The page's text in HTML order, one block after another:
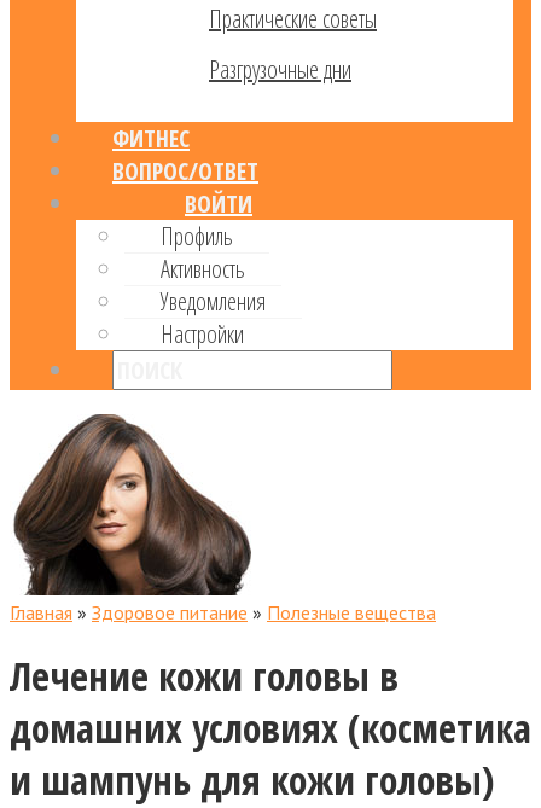
Практические советы
Разгрузочные дни
ФИТНЕС
ВОПРОС/ОТВЕТ
ВОЙТИ
Профиль
Активность
Уведомления
Настройки
Главная » Здоровое питание » Полезные вещества
Лечение кожи головы в
домашних условиях (косметика
и шампунь для кожи головы)